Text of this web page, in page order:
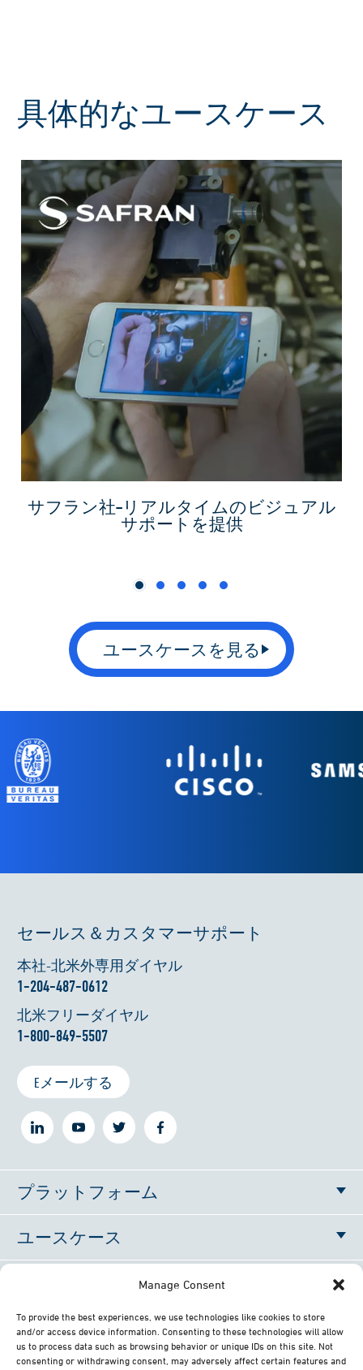
Manage Consent
To provide the best experiences, we use technologies like cookies to store
and/or access device information. Consenting to these technologies will allow
us to process data such as browsing behavior or unique IDs on this site. Not
consenting or withdrawing consent, may adversely affect certain features and
具体的なユースケース
サフラン社–リアルタイムのビジュアル
サポートを提供
ユースケースを見る
セールス＆カスタマーサポート
本社-北米外専用ダイヤル
1-204-487-0612
北米フリーダイヤル
1-800-849-5507
Eメールする
プラットフォーム
ユースケース
当社について